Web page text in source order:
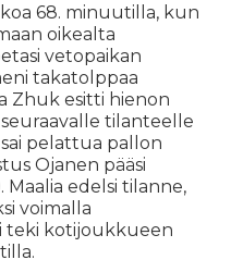
68. minuutilla, kun
oikealta
vetopaikan
takatolppaa
Zhuk esitti hienon
tilanteelle
pelattua pallon
Ojanen pääsi
edelsi tilanne,
voimalla
teki kotijoukkueen